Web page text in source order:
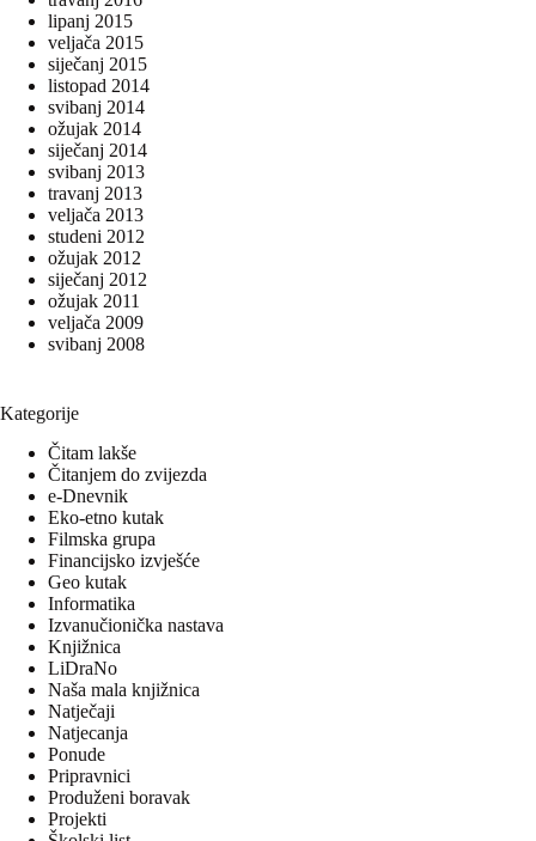
lipanj 2015
veljača 2015
siječanj 2015
listopad 2014
svibanj 2014
ožujak 2014
siječanj 2014
svibanj 2013
travanj 2013
veljača 2013
studeni 2012
ožujak 2012
siječanj 2012
ožujak 2011
veljača 2009
svibanj 2008
Kategorije
Čitam lakše
Čitanjem do zvijezda
e-Dnevnik
Eko-etno kutak
Filmska grupa
Financijsko izvješće
Geo kutak
Informatika
Izvanučionička nastava
Knjižnica
LiDraNo
Naša mala knjižnica
Natječaji
Natjecanja
Ponude
Pripravnici
Produženi boravak
Projekti